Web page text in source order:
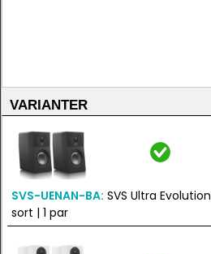
VARIANTER
SVS-UENAN-BA: SVS Ultra
sort | 1 par